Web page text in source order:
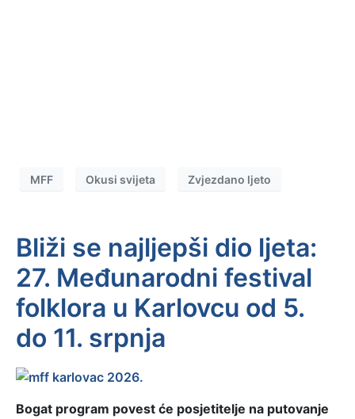
MFF Okusi svijeta Zvjezdano ljeto
Bliži se najljepši dio ljeta:
27. Međunarodni festival
folklora u Karlovcu od 5.
do 11. srpnja
Bogat program povest će posjetitelje na putovanje